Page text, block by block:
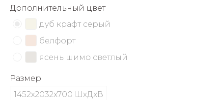
Дополнительный цвет
дуб крафт серый
белфорт
ясень шимо светлый
Размер
1452х2032х700 ШхДхВ
недели
plait.ru